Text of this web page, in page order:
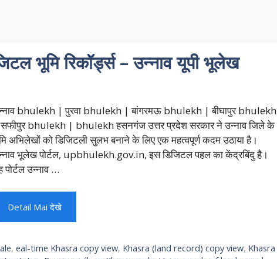
भूमि रिकॉर्ड्स – उन्नाव यूपी भूलेख
bhulekh | पुरवा bhulekh | बांगरमऊ bhulekh | बीघापुर bhulekh
bhulekh | bhulekh हसनगंज उत्तर प्रदेश सरकार ने उन्नाव जिले के
अभिलेखों को डिजिटली सुलभ बनाने के लिए एक महत्वपूर्ण कदम उठाया है।
भूलेख पोर्टल, upbhulekh.gov.in, इस डिजिटल पहल का केंद्रबिंदु है।
पोर्टल उन्नाव …
Detail Mai देखे
,eal-time Khasra copy view, Khasra (land record) copy view, Khasra